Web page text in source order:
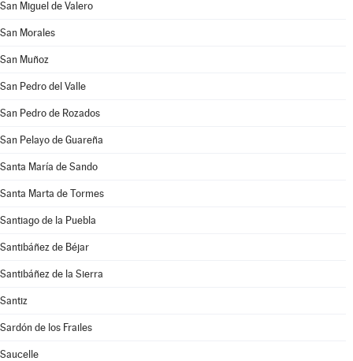
San Miguel de Valero
San Morales
San Muñoz
San Pedro del Valle
San Pedro de Rozados
San Pelayo de Guareña
Santa María de Sando
Santa Marta de Tormes
Santiago de la Puebla
Santibáñez de Béjar
Santibáñez de la Sierra
Santiz
Sardón de los Frailes
Saucelle